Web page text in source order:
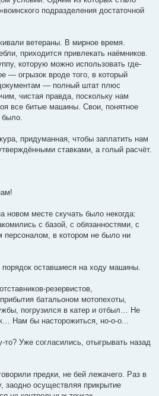
подразделения достаточной
ветераны. В мирное время.
приходится привлекать наёмников.
которую можно использовать где-
— огрызок вроде того, в который
— полный штат плюс
чистая правда, поскольку нам
все битые машины. Свои, понятное
было.
придуманная, чтобы заплатить нам
ставками, а голый расчёт.
месте скучать было некогда:
с базой, с обязанностями, с
в котором не было ни
оставшиеся на ходу машины.
резервистов,
батальоном мотопехоты,
погрузился в катер и отбыл… Не
Нам бы насторожиться, но-о-о...
Уже согласились, отыгрывать назад
предки, не бей лежачего. Раз в
заодно осуществляя прикрытие